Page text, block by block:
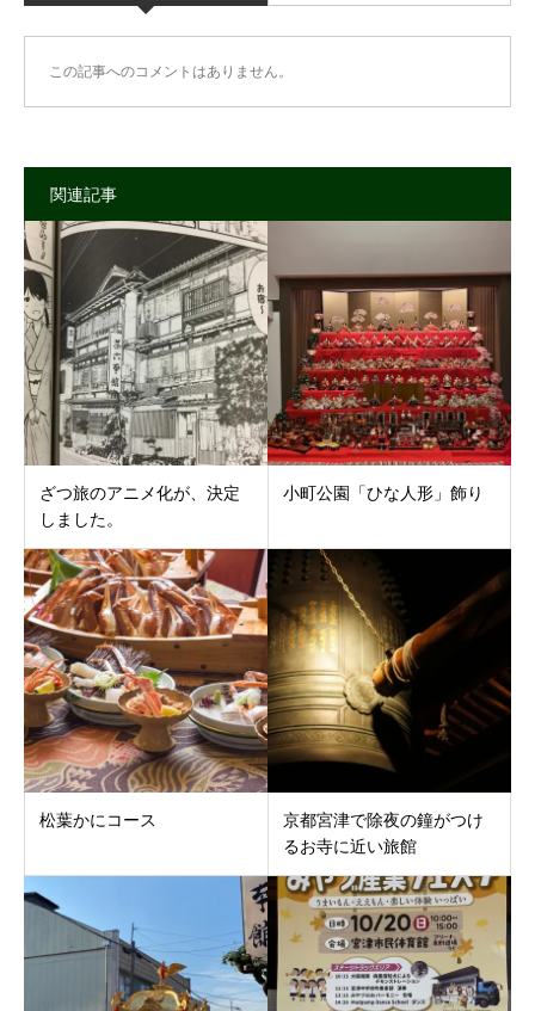
この記事へのコメントはありません。
関連記事
ざつ旅のアニメ化が、決定
しました。
小町公園「ひな人形」飾り
松葉かにコース
京都宮津で除夜の鐘がつけ
るお寺に近い旅館